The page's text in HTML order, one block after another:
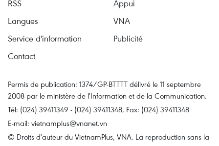
RSS
Appui
Langues
VNA
Service d'information
Publicité
Contact
Permis de publication: 1374/GP-BTTTT délivré le 11 septembre
2008 par le ministère de l'Information et de la Communication.
Tél: (024) 39411349 - (024) 39411348, Fax: (024) 39411348
E-mail: vietnamplus@vnanet.vn
© Droits d'auteur du VietnamPlus, VNA. La reproduction sans la